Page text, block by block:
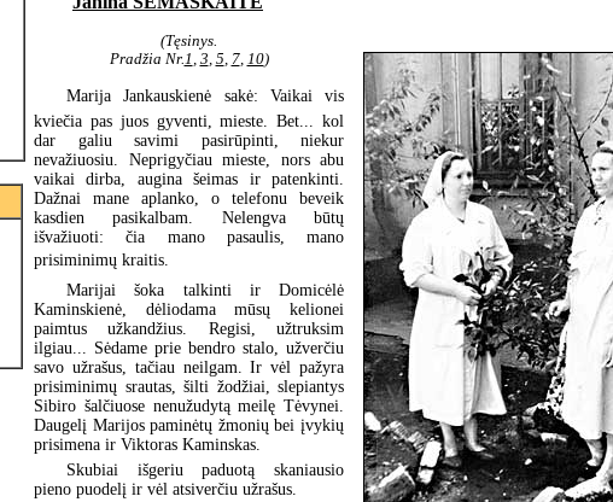
(Tęsinys.
Pradžia Nr. 1 3 5 7, 10)
Marija Jankauskienė sakė: Vaikai vis
kviečia pas juos gyventi, mieste. Bet... kol
dar galiu savimi pasirūpinti, niekur
nevažiuosiu. Neprigyčiau mieste, nors abu
vaikai dirba, augina šeimas ir patenkinti.
Dažnai mane aplanko, o telefonu beveik
kasdien pasikalbam. Nelengva būtų
išvažiuoti: čia mano pasaulis, mano
prisiminimų kraitis.
Marijai šoka talkinti ir Domicėlė
Kaminskienė, dėliodama mūsų kelionei
paimtus užkandžius. Regisi, užtruksim
ilgiau... Sėdame prie bendro stalo, užverčiu
savo užrašus, tačiau neilgam. Ir vėl pažyra
prisiminimų srautas, šilti žodžiai, slepiantys
Sibiro šalčiuose nenužudytą meilę Tėvynei.
Daugelį Marijos paminėtų žmonių bei įvykių
prisimena ir Viktoras Kaminskas.
Skubiai išgeriu paduotą skaniausio
pieno puodelį ir vėl atsiverčiu užrašus.